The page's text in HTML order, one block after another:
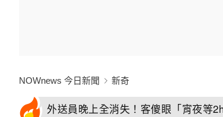
NOWnews 今日新聞 新奇
外送員晚上全消失！客傻眼「宵夜等